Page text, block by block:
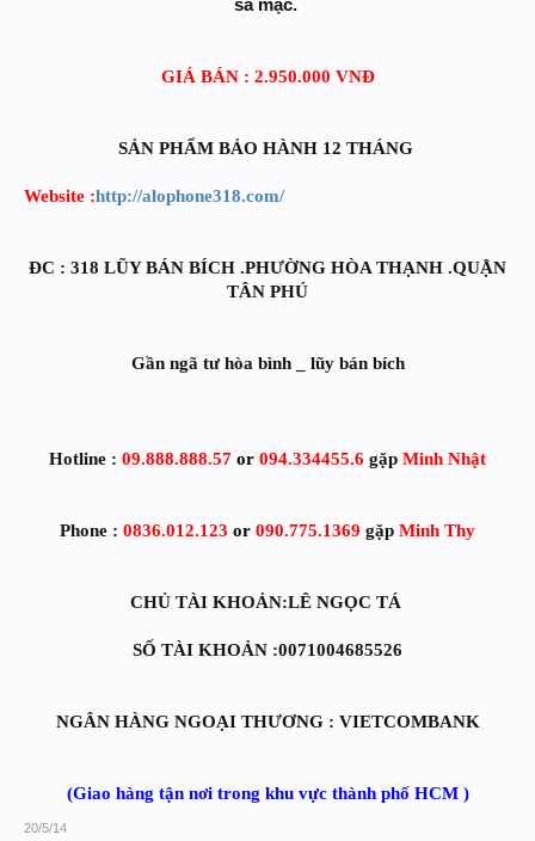
sa mạc.
GIÁ BÁN : 2.950.000 VNĐ
SẢN PHẨM BẢO HÀNH 12 THÁNG
Website :http://alophone318.com/
ĐC : 318 LŨY BÁN BÍCH .PHƯỜNG HÒA THẠNH .QUẬN
TÂN PHÚ
Gần ngã tư hòa bình _ lũy bán bích
Hotline : 09.888.888.57 or 094.334455.6 gặp Minh Nhật
Phone : 0836.012.123 or 090.775.1369 gặp Minh Thy
CHỦ TÀI KHOẢN:LÊ NGỌC TÁ
SỐ TÀI KHOẢN :0071004685526
NGÂN HÀNG NGOẠI THƯƠNG : VIETCOMBANK
(Giao hàng tận nơi trong khu vực thành phố HCM )
20/5/14